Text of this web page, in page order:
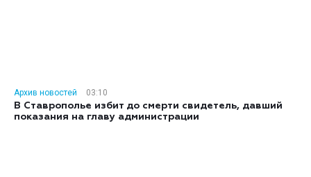
Архив новостей
03:10
В Ставрополье избит до смерти свидетель, давший
показания на главу администрации